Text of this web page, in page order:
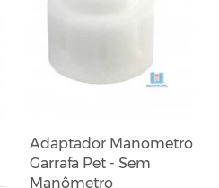
Adaptador Manometro
Garrafa Pet - Sem
Manômetro